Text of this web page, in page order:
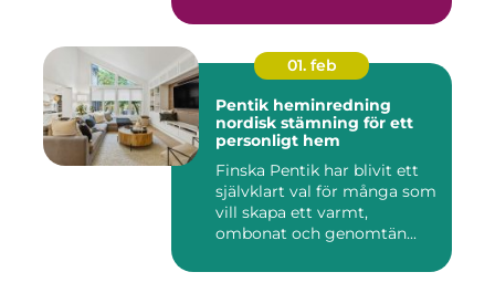
01. feb
Pentik heminredning
nordisk stämning för ett
personligt hem
Finska Pentik har blivit ett
självklart val för många som
vill skapa ett varmt,
ombonat och genomtän...